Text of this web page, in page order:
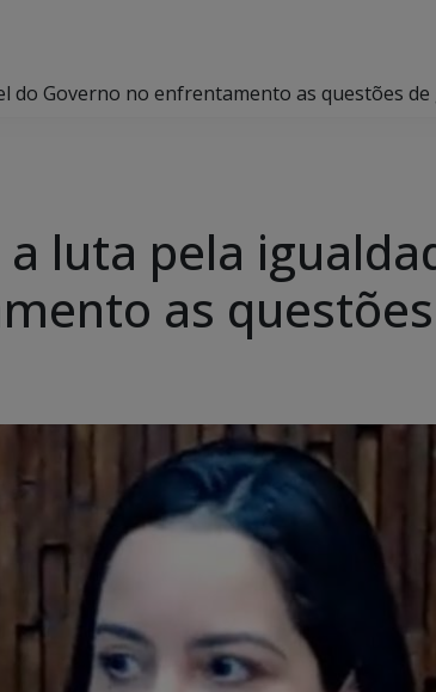
do Governo no enfrentamento as questões
luta pela
as